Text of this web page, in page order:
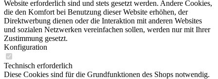
Website erforderlich sind und stets gesetzt werden. Andere Cookies,
die den Komfort bei Benutzung dieser Website erhöhen, der
Direktwerbung dienen oder die Interaktion mit anderen Websites
und sozialen Netzwerken vereinfachen sollen, werden nur mit Ihrer
Zustimmung gesetzt.
Konfiguration
Technisch erforderlich
Diese Cookies sind für die Grundfunktionen des Shops notwendig.